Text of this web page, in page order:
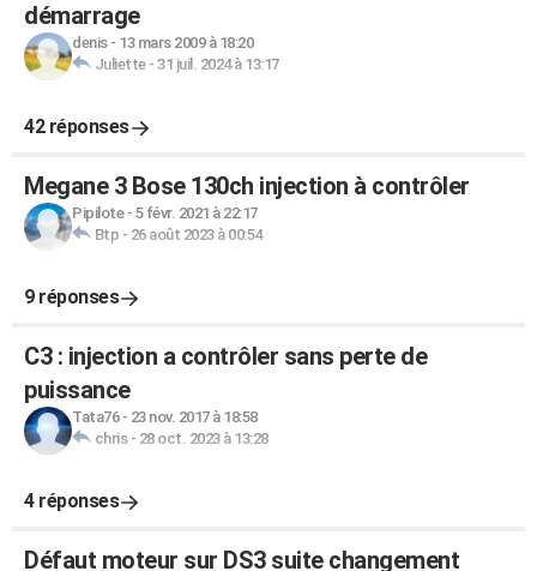
démarrage
denis- 13 mars 2009 à 18:20
Juliette- 31 juil. 2024 à 13:17
42 réponses
Megane 3 Bose 130ch injection à contrôler
Pipilote- 5 févr. 2021 à 22:17
Btp - 26 août 2023 à 00:54
9 réponses
C3 : injection a contrôler sans perte de
puissance
Tata76- 23 nov. 2017 à 18:58
chris- 28 oct. 2023 à 13:28
4 réponses
Défaut moteur sur DS3 suite changement